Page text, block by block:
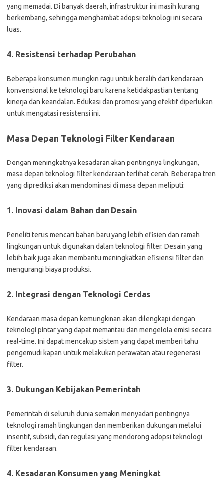
yang memadai. Di banyak daerah, infrastruktur ini masih kurang
berkembang, sehingga menghambat adopsi teknologi ini secara
luas.
4. Resistensi terhadap Perubahan
Beberapa konsumen mungkin ragu untuk beralih dari kendaraan
konvensional ke teknologi baru karena ketidakpastian tentang
kinerja dan keandalan. Edukasi dan promosi yang efektif diperlukan
untuk mengatasi resistensi ini.
Masa Depan Teknologi Filter Kendaraan
Dengan meningkatnya kesadaran akan pentingnya lingkungan,
masa depan teknologi filter kendaraan terlihat cerah. Beberapa tren
yang diprediksi akan mendominasi di masa depan meliputi:
1. Inovasi dalam Bahan dan Desain
Peneliti terus mencari bahan baru yang lebih efisien dan ramah
lingkungan untuk digunakan dalam teknologi filter. Desain yang
lebih baik juga akan membantu meningkatkan efisiensi filter dan
mengurangi biaya produksi.
2. Integrasi dengan Teknologi Cerdas
Kendaraan masa depan kemungkinan akan dilengkapi dengan
teknologi pintar yang dapat memantau dan mengelola emisi secara
real-time. Ini dapat mencakup sistem yang dapat memberi tahu
pengemudi kapan untuk melakukan perawatan atau regenerasi
filter.
3. Dukungan Kebijakan Pemerintah
Pemerintah di seluruh dunia semakin menyadari pentingnya
teknologi ramah lingkungan dan memberikan dukungan melalui
insentif, subsidi, dan regulasi yang mendorong adopsi teknologi
filter kendaraan.
4. Kesadaran Konsumen yang Meningkat